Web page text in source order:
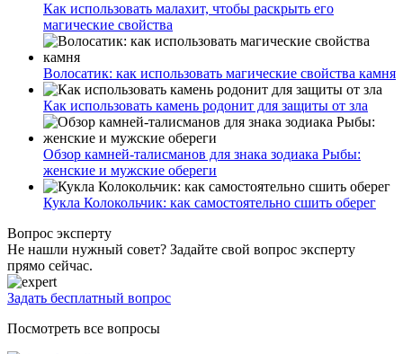
Как использовать малахит, чтобы раскрыть его
магические свойства
Волосатик: как использовать магические свойства камня
Как использовать камень родонит для защиты от зла
Обзор камней-талисманов для знака зодиака Рыбы:
женские и мужские обереги
Кукла Колокольчик: как самостоятельно сшить оберег
Вопрос эксперту
Не нашли нужный совет? Задайте свой вопрос эксперту
прямо сейчас.
Задать бесплатный вопрос
Посмотреть все вопросы